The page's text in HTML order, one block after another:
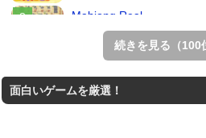
Mahjong Real
リアルな麻雀牌を使う18
王国を構築していく放置
続きを見る（100
面白いゲームを厳選！